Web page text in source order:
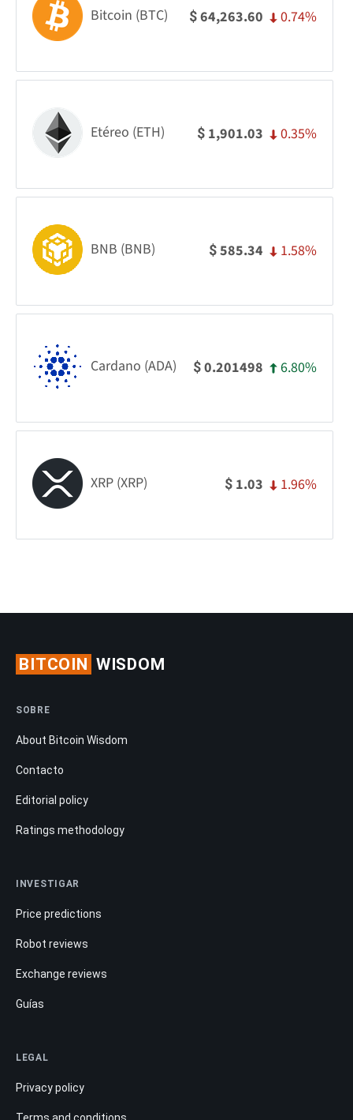
Bitcoin (BTC) $64,263.60 0.74%
Etéreo (ETH) $ 1,901.03 0.35%
BNB (BNB) $585.34 1.58%
Cardano (ADA) $0.201498 6.80%
XRP (XRP) $ 1.03 1.96%
BITCOIN WISDOM
SOBRE
About Bitcoin Wisdom
Contacto
Editorial policy
Ratings methodology
INVESTIGAR
Price predictions
Robot reviews
Exchange reviews
Guías
LEGAL
Privacy policy
Terms and conditions